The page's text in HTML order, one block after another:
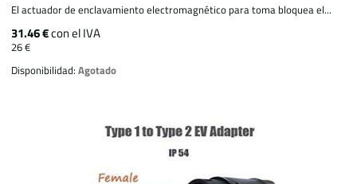
El actuador de enclavamiento electromagnético para toma bloquea el...
31.46 €con el IVA
26 €
Disponibilidad:Agotado